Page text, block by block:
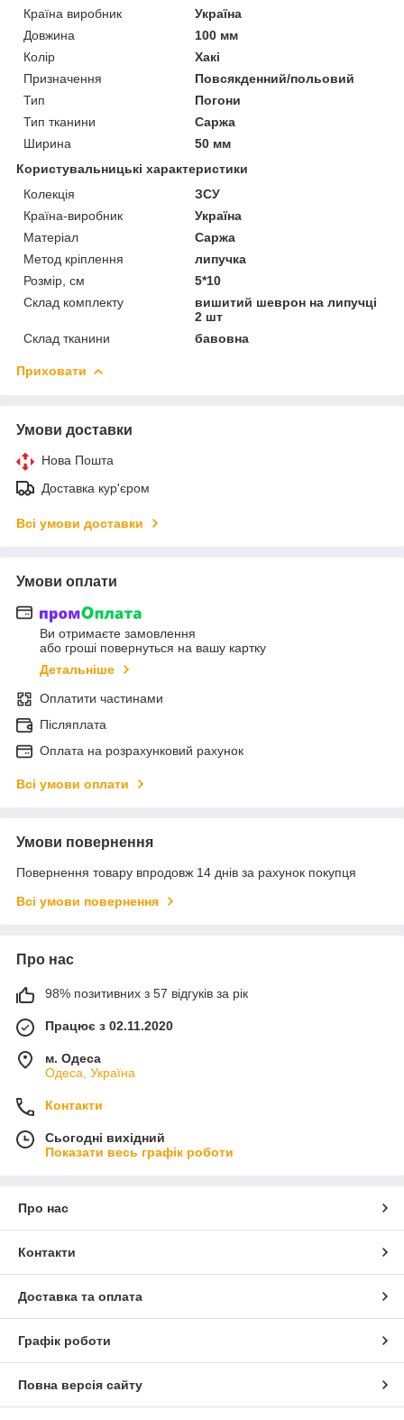
Країна виробник
Україна
Довжина
100 мм
Колір
Хакі
Призначення
Повсякденний/польовий
Тип
Погони
Тип тканини
Саржа
Ширина
50 мм
Користувальницькі характеристики
Колекція
ЗСУ
Країна-виробник
Україна
Матеріал
Саржа
Метод кріплення
липучка
Розмір, см
5*10
Склад комплекту
вишитий шеврон на липучці
2 шт
Склад тканини
бавовна
Приховати
Умови доставки
Нова Пошта
Доставка кур'єром
Всі умови доставки
Умови оплати
Ви отримаєте замовлення
або гроші повернуться на вашу картку
Детальніше
Оплатити частинами
Післяплата
Оплата на розрахунковий рахунок
Всі умови оплати
Умови повернення
Повернення товару впродовж 14 днів за рахунок покупця
Всі умови повернення
Про нас
98% позитивних з 57 відгуків за рік
Працює з 02.11.2020
м. Одеса
Одеса, Україна
Контакти
Сьогодні вихідний
Показати весь графік роботи
Про нас
Контакти
Доставка та оплата
Графік роботи
Повна версія сайту